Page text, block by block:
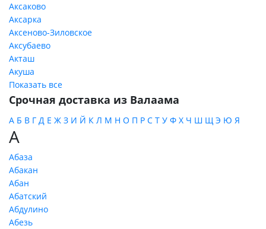
Аксаково
Аксарка
Аксеново-Зиловское
Аксубаево
Акташ
Акуша
Показать все
Срочная доставка из Валаама
А Б В Г Д Е Ж З И Й К Л М Н О П Р С Т У Ф Х Ч Ш Щ Э Ю Я
А
Абаза
Абакан
Абан
Абатский
Абдулино
Абезь